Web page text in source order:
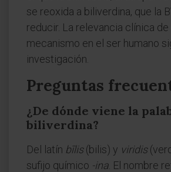
se reoxida a biliverdina, que la
reducir. La relevancia clínica
mecanismo en el ser humano
investigación.
Preguntas
¿De dónde viene la
biliverdina?
Del latín bīlis(bilis) y viridis
sufijo químico -ina . El nombre